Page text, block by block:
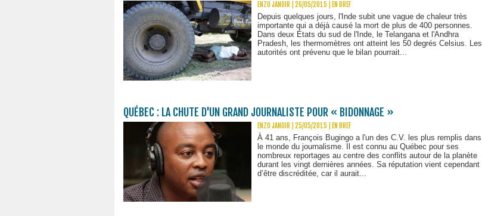
ENZO JANOIR | 26/05/2015 EN BREF
Depuis quelques jours, l'Inde subit une vague de chaleur très
importante qui a déjà causé la mort de plus de 400 personnes.
Dans deux États du sud de l'Inde, le Telangana et l'Andhra
Pradesh, les thermomètres ont atteint les 50 degrés Celsius. Les
autorités ont prévenu que le bilan pourrait...
QUÉBEC : LA CHUTE D'UN GRAND JOURNALISTE POUR « BIDONNAGE »
ENZO JANOIR | 25/05/2015 EN BREF
À 41 ans, François Bugingo a l'un des C.V. les plus remplis dans
le monde du journalisme. Il est connu au Québec pour ses
nombreux reportages au centre des conflits autour de la planète
durant les vingt dernières années. Sa réputation vient cependant
d’être discréditée, car il aurait...